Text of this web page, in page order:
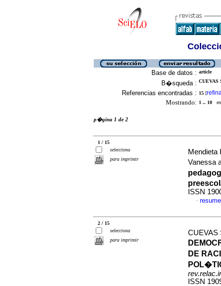
Base de datos : article
B�squeda : CUEVAS
Referencias encontradas : 15 [
Mostrando: 1 .. 10 en
p�gina 1 de 2
1 / 15
selecciona
para imprimir
Vanessa
ISSN
·
2 / 15
selecciona
para imprimir
DE
ISSN